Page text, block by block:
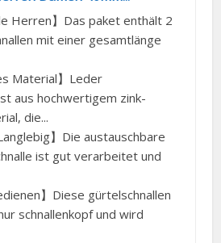
Herren】Das paket enthält 2
mit einer gesamtlänge
Material】Leder
aus hochwertigem zink-
die...
】Die austauschbare
ist gut verarbeitet und
】Diese gürtelschnallen
schnallenkopf und wird